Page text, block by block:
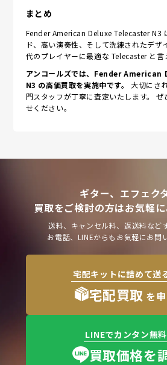
まとめ
Fender American Deluxe Telecaster N3
ド、高い演奏性、そして洗練されたデザ
代のプレイヤーに最適な Telecaster と言
アンコールズでは、Fender
N3 の高価買取を実施中です。
大切にさ
門スタッフが丁寧に査定いたします。 ぜ
せください。
ギター、エフェク
買取をご検討の方はお気軽
送料、キャンセル料、返送料など
お電話、LINEからもお気軽にお問
宅配キットに詰めて送
宅配買取 を
LINEでカンタン無
買取価格を